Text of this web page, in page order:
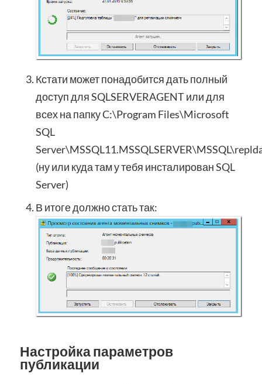
Кстати может понадобится дать полный
доступ для SQLSERVERAGENT или для
всех на папку C:\Program Files\Microsoft
SQL
(ну или куда там у тебя инсталирован SQL
Server)
В итоге должно стать так:
Настройка параметров
публикации